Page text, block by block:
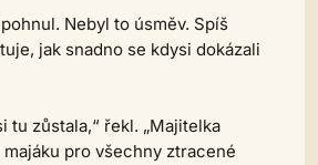
Nebyl to úsměv. Spíš
jak snadno se kdysi dokázali
tu zůstala,“ řekl. „Majitelka
pro všechny ztracené